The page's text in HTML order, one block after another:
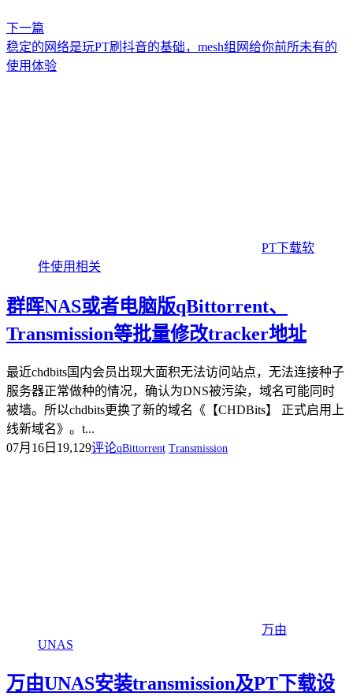
下一篇
稳定的网络是玩PT刷抖音的基础，mesh组网给你前所未有的
使用体验
PT下载软
件使用相关
群晖NAS或者电脑版qBittorrent、
Transmission等批量修改tracker地址
最近chdbits国内会员出现大面积无法访问站点，无法连接种子
服务器正常做种的情况，确认为DNS被污染，域名可能同时
被墙。所以chdbits更换了新的域名《【CHDBits】 正式启用上
线新域名》。t...
07月16日 19,129评论qBittorrent Transmission
万由
UNAS
万由UNAS安装transmission及PT下载设